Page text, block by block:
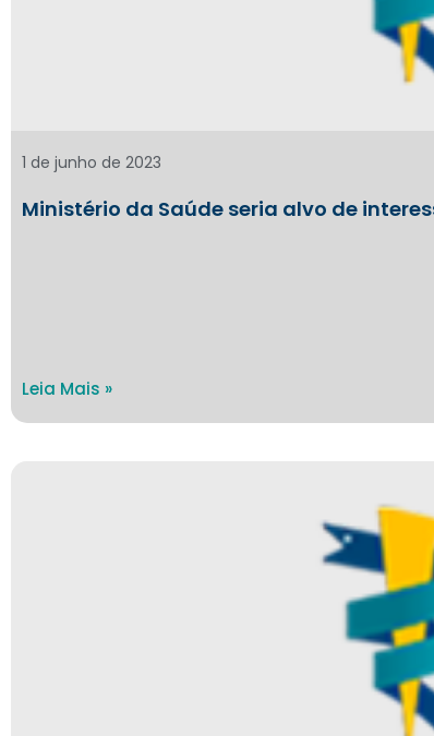
Ministério da Saúde seria alvo de
1 de junho de 2023
Leia Mais »